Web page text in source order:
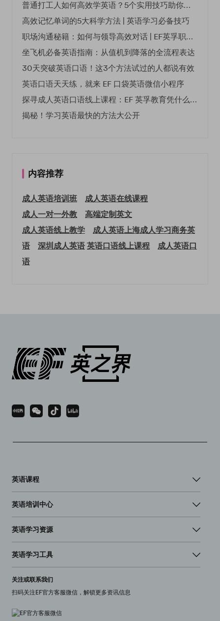
普通打工人如何高效学英语？5个实用技巧助你突破职场瓶颈
高效记忆单词的5大科学方法 | 英语学习必备技巧
职场沟通秘籍：如何与领导高效对话 | EF英孚职场指南
坐飞机必备英语指南：从值机到降落的全流程表达
30天突破英语口语！这3个方法试过的人都说有效
英语口语天天练，就来 EF 口袋英语微信小程序
探寻成人英语口语线上课程：EF 英孚教育凭什么领航
揭秘！学习英语最快的方法大公开
内容推荐
成人英语培训班
成人英语在线课程
成人一对一外教
高端定制英文
成人英语线上教学
成人英语上海成人学习商务英
语
深圳成人英语英语口语线上课程
成人英语口
语
英语课程
英语培训中心
英语学习资源
英语学习工具
关注或联系我们
扫码关注EF官方客服微信，解锁更多资讯信息